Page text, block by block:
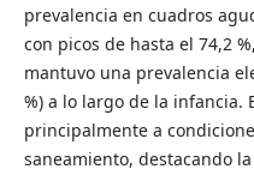
prevalencia en cuadros
con picos de hasta el 74,2
mantuvo una prevalencia
%) a lo largo de la infancia.
principalmente a
saneamiento, destacando